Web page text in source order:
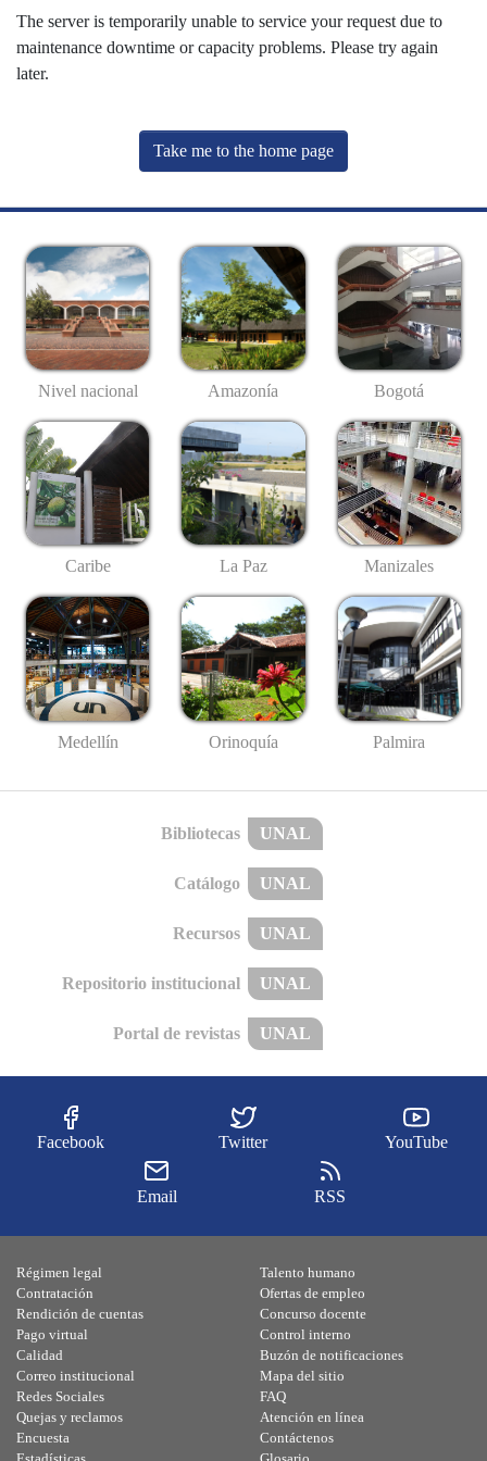
The server is temporarily unable to service your request due to
maintenance downtime or capacity problems. Please try again
later.
Take me to the home page
Nivel nacional Amazonía Bogotá
Caribe La Paz Manizales
Medellín Orinoquía Palmira
Bibliotecas UNAL
Catálogo UNAL
Recursos UNAL
Repositorio institucional UNAL
Portal de revistas UNAL
Facebook Twitter YouTube
Email RSS
Régimen legal
Contratación
Rendición de cuentas
Pago virtual
Calidad
Talento humano
Ofertas de empleo
Concurso docente
Control interno
Buzón de notificaciones
Correo institucional
Redes Sociales
Quejas y reclamos
Encuesta
Mapa del sitio
FAQ
Atención en línea
Contáctenos